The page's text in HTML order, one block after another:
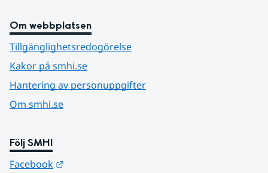
Om webbplatsen
Tillgänglighetsredogörelse
Kakor på smhi.se
Hantering av personuppgifter
Om smhi.se
Följ SMHI
Facebook